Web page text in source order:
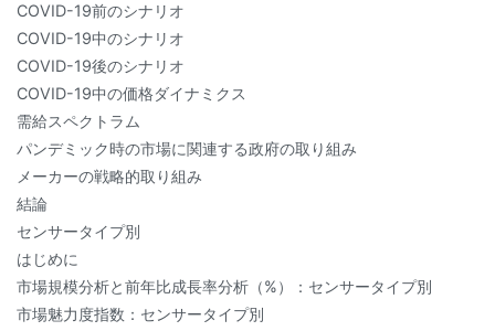
COVID-19前のシナリオ
COVID-19中のシナリオ
COVID-19後のシナリオ
COVID-19中の価格ダイナミクス
需給スペクトラム
パンデミック時の市場に関連する政府の取り組み
メーカーの戦略的取り組み
結論
センサータイプ別
はじめに
市場規模分析と前年比成長率分析（%）：センサータイプ別
市場魅力度指数：センサータイプ別